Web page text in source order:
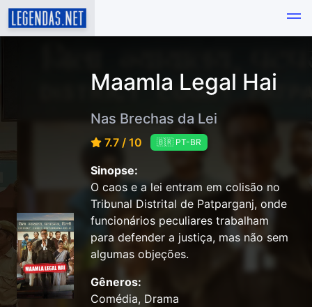
Maamla Legal Hai
Nas Brechas da Lei
7.7 / 10 🇧🇷 PT-BR
Sinopse:
O caos e a lei entram em colisão no
Tribunal Distrital de Patparganj, onde
funcionários peculiares trabalham
para defender a justiça, mas não sem
algumas objeções.
Gêneros:
Comédia, Drama